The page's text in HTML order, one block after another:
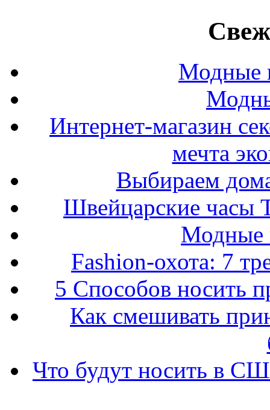
Модные
Интернет-магазин
мечта
Выбираем
Швейцарские часы
Модные
Fashion-охота: 7
5 Способов носить
Как смешивать
Что будут носить в